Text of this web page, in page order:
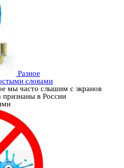
Разное
словами
мы часто слышим с экранов
признаны в России